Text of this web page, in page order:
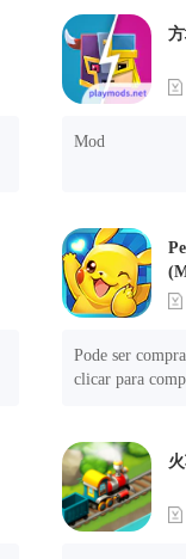
Mod
Pode ser
clicar para